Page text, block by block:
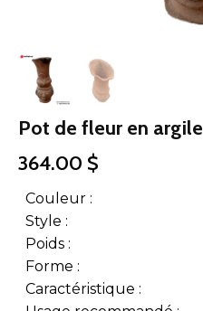
Pot de fleur en argile
364.00 $
Couleur :
Style :
Poids :
Forme :
Caractéristique :